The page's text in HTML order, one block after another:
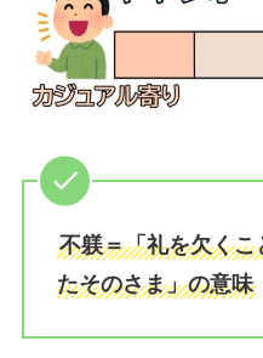
不躾＝「礼を欠く
たそのさま」の意味